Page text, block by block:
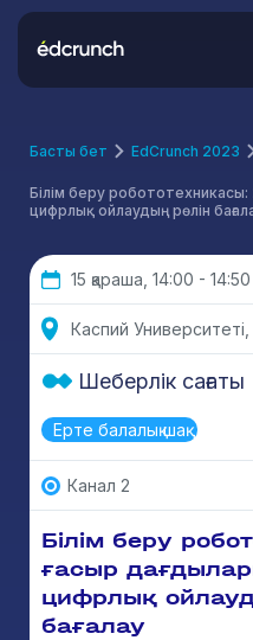
Басты бет EdCrunch 2023
Білім беру робототехникасы:
цифрлық ойлаудың рөлін
15 қараша, 14:00 - 14:50
Каспий
Ерте балалық шақ
Шеберлік сағаты
Канал 2
Білім беру
ғасыр
цифрлық
бағалау